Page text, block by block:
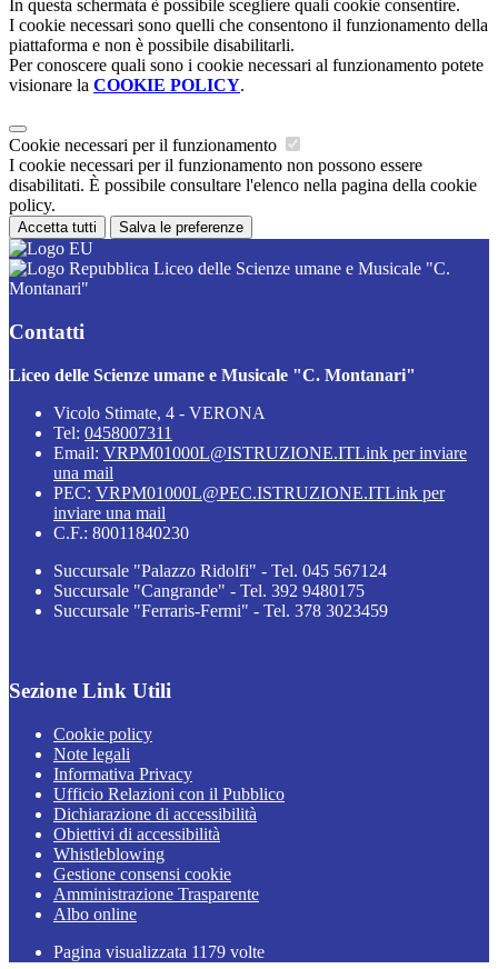
In questa schermata è possibile scegliere quali cookie consentire.
I cookie necessari sono quelli che consentono il funzionamento della
piattaforma e non è possibile disabilitarli.
Per conoscere quali sono i cookie necessari al funzionamento potete
visionare la COOKIE POLICY.
Cookie necessari per il funzionamento
I cookie necessari per il funzionamento non possono essere
disabilitati. È possibile consultare l'elenco nella pagina della cookie
policy.
Accetta tutti Salva le preferenze
Liceo delle Scienze umane e Musicale "C.
Montanari"
Contatti
Liceo delle Scienze umane e Musicale "C. Montanari"
Vicolo Stimate, 4 - VERONA
Tel: 0458007311
Email: VRPM01000L@ISTRUZIONE.ITLink per inviare
una mail
PEC: VRPM01000L@PEC.ISTRUZIONE.ITLink per
inviare una mail
C.F.: 80011840230
Succursale "Palazzo Ridolfi" - Tel. 045 567124
Succursale "Cangrande" - Tel. 392 9480175
Succursale "Ferraris-Fermi" - Tel. 378 3023459
Sezione Link Utili
Cookie policy
Note legali
Informativa Privacy
Ufficio Relazioni con il Pubblico
Dichiarazione di accessibilità
Obiettivi di accessibilità
Whistleblowing
Gestione consensi cookie
Amministrazione Trasparente
Albo online
Pagina visualizzata 1179 volte